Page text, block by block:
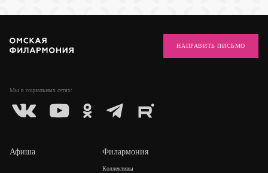
Мы в социальных сетях:
НАПРАВИТЬ ПИСЬМО
Афиша Филармония
Коллективы